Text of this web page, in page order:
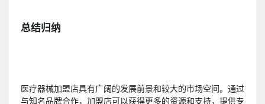
总结归纳
医疗器械加盟店具有广阔的发展前景和较大的市场空间。通过
与知名品牌合作，加盟店可以获得更多的资源和支持，提供专